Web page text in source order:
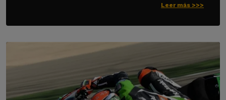
Leer más >>>